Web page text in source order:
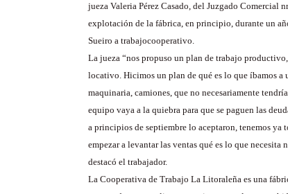
jueza Valeria Pérez Casado, del Juzgado Comercial
explotación de la fábrica, en principio, durante un
Sueiro a trabajocooperativo.
La jueza “nos propuso un plan de trabajo
locativo. Hicimos un plan de qué es lo que íbamos a
maquinaria, camiones, que no necesariamente
equipo vaya a la quiebra para que se paguen las
a principios de septiembre lo aceptaron, tenemos ya
empezar a levantar las ventas qué es lo que necesita
destacó el trabajador.
La Cooperativa de Trabajo La Litoraleña es una